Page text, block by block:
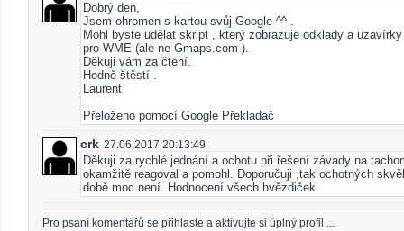
Dobrý den,
Jsem ohromen s kartou svůj Google ^^ .
Mohl byste udělat skript , který zobrazuje odklady a
pro WME (ale ne Gmaps.com ).
Děkuji vám za čtení.
Hodně štěstí .
Laurent
Přeloženo pomocí Google Překladač
crk 27.06.2017 20:13:49
Děkuji za rychlé jednání a ochotu při řešení závady na
okamžitě reagoval a pomohl. Doporučuji ,tak ochotných
době moc není. Hodnocení všech hvězdiček.
Pro psaní komentářů se přihlaste a aktivujte si úplný profil ...